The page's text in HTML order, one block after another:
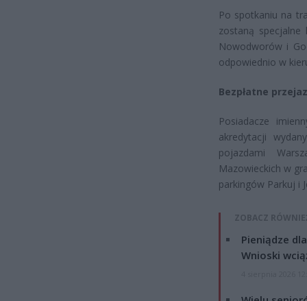
Po spotkaniu na
zostaną
Nowodworów i
odpowiednio w
Bezpłatne
Posiadacze
akredytacji
pojazdami
Mazowieckich w
parkingów Parkuj i
ZOBACZ
Pieniądze
Wnioski